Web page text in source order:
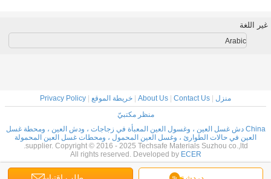
غير اللغة
Arabic
منزل About Us Contact Us خريطة الموقع
Privacy Policy
منظر مكتبيّ
China دش غسل العين ، وغسول العين المعبأة في زجاجات ، ودش العين ، ومحطة غسل
العين في حالات الطوارئ ، وغسل العين المحمول ، ومحطات غسل العين المحمولة
supplier. Copyright © 2016 - 2025 Techsafe Materials Suzhou co.,ltd.
All rights reserved. Developed by ECER